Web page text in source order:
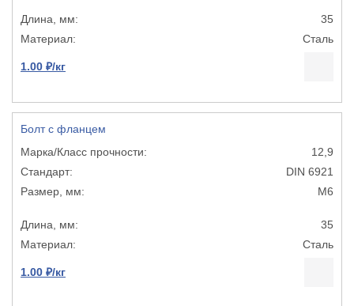
35
Сталь
1.00 ₽/кг
Болт с фланцем
12,9
DIN 6921
М6
35
Сталь
1.00 ₽/кг